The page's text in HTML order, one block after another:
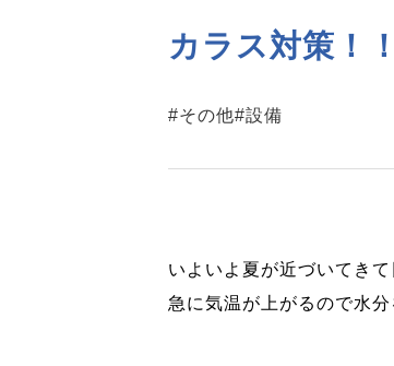
カラス対策！！
#その他#設備
いよいよ夏が近づいてき
急に気温が上がるので水